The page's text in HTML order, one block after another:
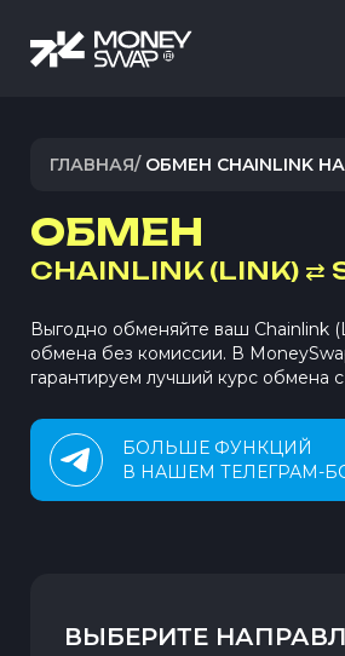
ГЛАВНАЯ/ ОБМЕН CHAINLINK НА
ОБМЕН
CHAINLINK (LINK) ⇄
Выгодно обменяйте ваш Chainlink
обмена без комиссии. В
гарантируем лучший курс обмена
БОЛЬШЕ ФУНКЦИЙ
В НАШЕМ ТЕЛЕГРАМ-
ВЫБЕРИТЕ